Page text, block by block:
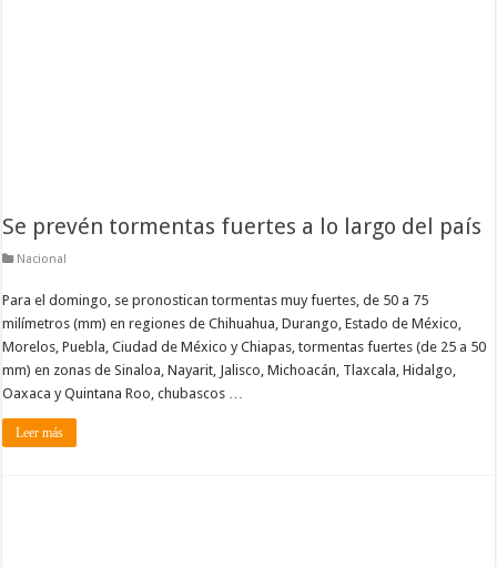
Se prevén tormentas fuertes a lo largo del país
Nacional
Para el domingo, se pronostican tormentas muy fuertes, de 50 a 75
milímetros (mm) en regiones de Chihuahua, Durango, Estado de México,
Morelos, Puebla, Ciudad de México y Chiapas, tormentas fuertes (de 25 a 50
mm) en zonas de Sinaloa, Nayarit, Jalisco, Michoacán, Tlaxcala, Hidalgo,
Oaxaca y Quintana Roo, chubascos …
Leer más